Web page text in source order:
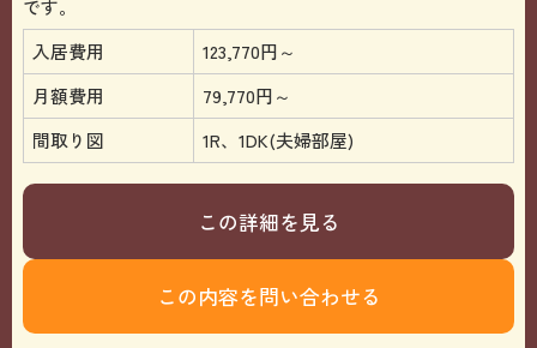
です。
入居費用
123,770円～
月額費用
79,770円～
間取り図
1R、1DK(夫婦部屋)
この詳細を見る
この内容を問い合わせる